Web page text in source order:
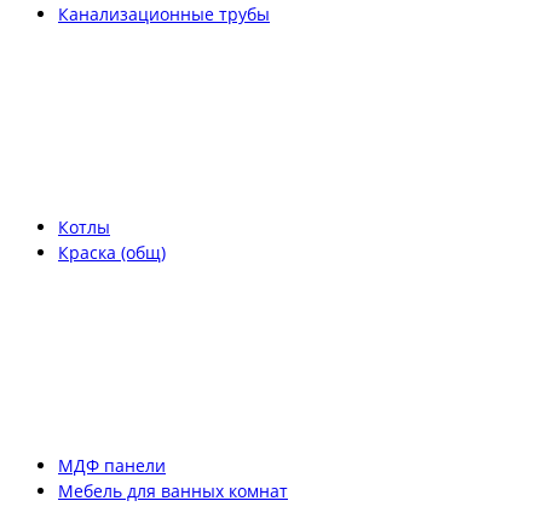
Канализационные трубы
Котлы
Краска (общ)
МДФ панели
Мебель для ванных комнат